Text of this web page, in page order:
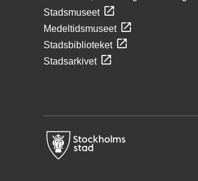
Stadsmuseet
Medeltidsmuseet
Stadsbiblioteket
Stadsarkivet